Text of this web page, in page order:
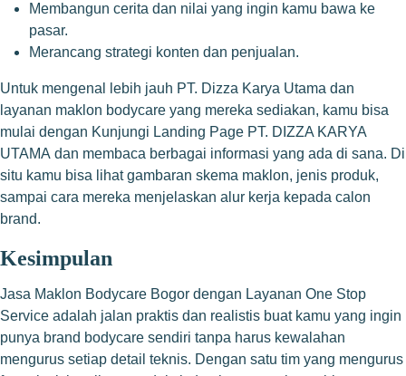
Membangun cerita dan nilai yang ingin kamu bawa ke
pasar.
Merancang strategi konten dan penjualan.
Untuk mengenal lebih jauh PT. Dizza Karya Utama dan
layanan maklon bodycare yang mereka sediakan, kamu bisa
mulai dengan Kunjungi Landing Page PT. DIZZA KARYA
UTAMA dan membaca berbagai informasi yang ada di sana. Di
situ kamu bisa lihat gambaran skema maklon, jenis produk,
sampai cara mereka menjelaskan alur kerja kepada calon
brand.
Kesimpulan
Jasa Maklon Bodycare Bogor dengan Layanan One Stop
Service adalah jalan praktis dan realistis buat kamu yang ingin
punya brand bodycare sendiri tanpa harus kewalahan
mengurus setiap detail teknis. Dengan satu tim yang mengurus